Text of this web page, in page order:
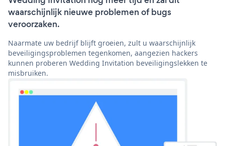
waarschijnlijk nieuwe problemen of bugs
veroorzaken.
Naarmate uw bedrijf blijft groeien, zult u waarschijnlijk
beveiligingsproblemen tegenkomen, aangezien hackers
kunnen proberen Wedding Invitation beveiligingslekken te
misbruiken.